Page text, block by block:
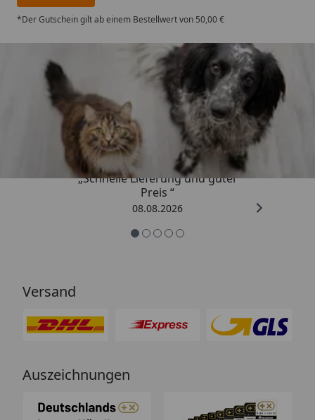
*Der Gutschein gilt ab einem Bestellwert von 50,00 €
Trusted Shops
4,73/ 5
„Schnelle Lieferung und guter
Preis “
08.08.2026
Versand
Auszeichnungen